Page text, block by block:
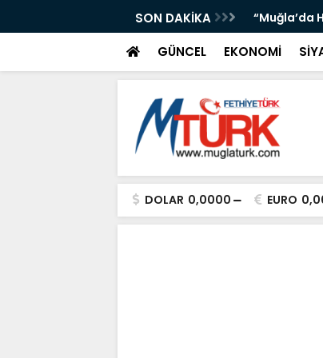
SON DAKİKA
Sıcaklıklar Artıyor” “Atık
GÜNCEL EKONOMİ
DOLAR 0,0000 EURO